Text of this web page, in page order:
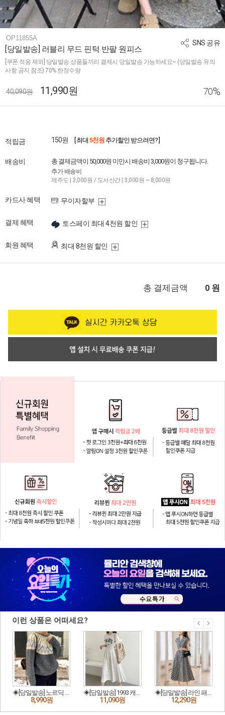
SNS 공유
OP11855A
[당일발송] 러블리 무드 핀턱 반팔 원피스
[쿠폰 적용 제외] 당일발송 상품들끼리 결제시 당일발송 가능하세요~ (당일발송 유의
사항 공지 참조) 70% 한정수량
40,090원 11,990원 70%
적립금 150원 [ 최대 5천원 추가할인 받으려면? ]
배송비 총 결제금액이 50,000원 미만시 배송비 3,000원이 청구됩니다.
추가 배송비
제주도 | 3,000원 / 도서산간 | 3,000원 ~ 8,000원
카드사 혜택 무이자할부
결제 혜택 토스페이 최대 4천원 할인
회원 혜택 최대 8천원 할인
총 결제금액 0 원